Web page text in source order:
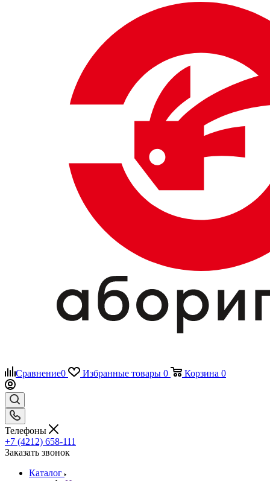
Сравнение0 Избранные товары 0 Корзина 0
Телефоны
+7 (4212) 658-111
Заказать звонок
Каталог